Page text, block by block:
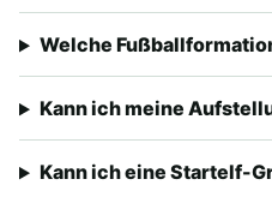
Welche
Kann ich meine
Kann ich eine Startelf-